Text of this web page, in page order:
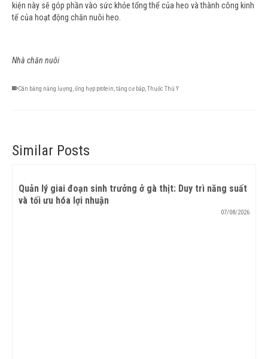
kiện này sẽ góp phần vào sức khỏe tổng thể của heo và thành công kinh
tế của hoạt động chăn nuôi heo.
Nhà chăn nuôi
Cân bằng năng lượng ổng hợp protein tăng cơ bắp Thuốc Thú Y
Similar Posts
Quản lý giai đoạn sinh trưởng ở gà thịt: Duy trì năng suất
và tối ưu hóa lợi nhuận
07/08/2026